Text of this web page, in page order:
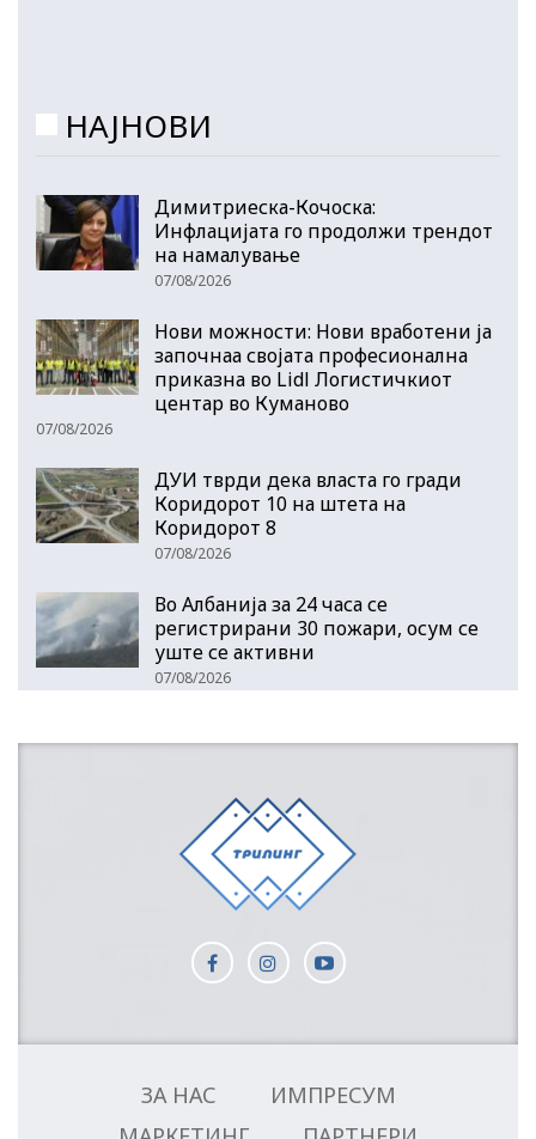
НАЈНОВИ
Димитриеска-Кочоска:
Инфлацијата го продолжи трендот
на намалување
07/08/2026
Нови можности: Нови вработени ја
започнаа својата професионална
приказна во Lidl Логистичкиот
центар во Куманово
07/08/2026
ДУИ тврди дека власта го гради
Коридорот 10 на штета на
Коридорот 8
07/08/2026
Во Албанија за 24 часа се
регистрирани 30 пожари, осум се
уште се активни
07/08/2026
ЗА НАС
ИМПРЕСУМ